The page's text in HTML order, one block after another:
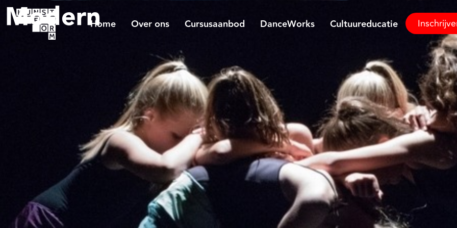
Home Over ons Cursusaanbod DanceWorks Cultuureducatie
Modern